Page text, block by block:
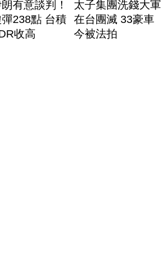
有意談判！
238點 台積
收高
太子集團洗錢大軍
在台團滅 33豪車
今被法拍